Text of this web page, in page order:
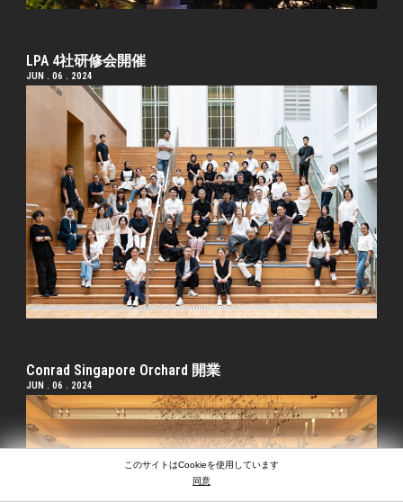
LPA 4社研修会開催
JUN . 06 . 2024
Conrad Singapore Orchard 開業
JUN . 06 . 2024
このサイトはCookieを使用しています
同意